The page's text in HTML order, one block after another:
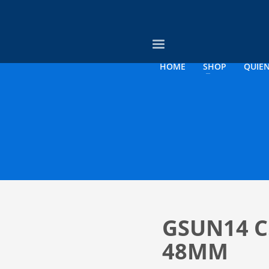
HOME SHOP
GSUN14
48MM